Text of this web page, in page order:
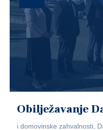
Obilježavanje
i domovinske zahvalnosti,